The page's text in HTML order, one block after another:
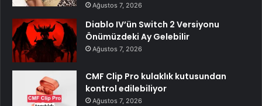
Ağustos 7, 2026
Diablo IV’ün Switch 2 Versiyonu
Önümüzdeki Ay Gelebilir
Ağustos 7, 2026
CMF Clip Pro kulaklık kutusundan
kontrol edilebiliyor
Ağustos 7, 2026